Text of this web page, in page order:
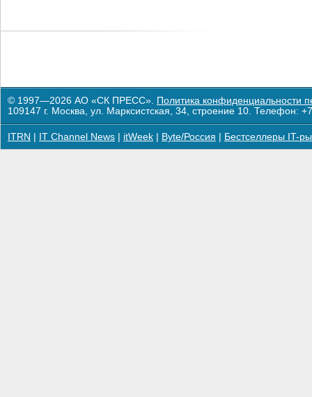
© 1997—2026 АО «СК ПРЕСС». Политика конфиденциальности
109147 г. Москва, ул. Марксистская, 34, строение 10. Телефон:
ITRN IT Channel News itWeek Byte/Россия Бестселлеры IT-